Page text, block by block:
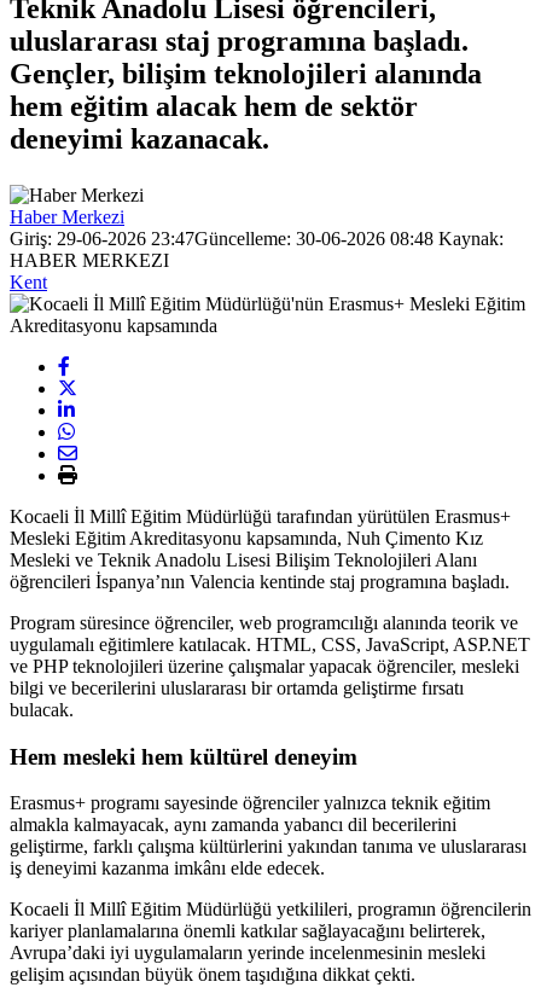
Teknik Anadolu Lisesi öğrencileri,
uluslararası staj programına başladı.
Gençler, bilişim teknolojileri alanında
hem eğitim alacak hem de sektör
deneyimi kazanacak.
Haber Merkezi
Giriş: 29-06-2026 23:47Güncelleme: 30-06-2026 08:48 Kaynak:
HABER MERKEZI
Kent
Kocaeli İl Millî Eğitim Müdürlüğü tarafından yürütülen Erasmus+
Mesleki Eğitim Akreditasyonu kapsamında, Nuh Çimento Kız
Mesleki ve Teknik Anadolu Lisesi Bilişim Teknolojileri Alanı
öğrencileri İspanya’nın Valencia kentinde staj programına başladı.
Program süresince öğrenciler, web programcılığı alanında teorik ve
uygulamalı eğitimlere katılacak. HTML, CSS, JavaScript, ASP.NET
ve PHP teknolojileri üzerine çalışmalar yapacak öğrenciler, mesleki
bilgi ve becerilerini uluslararası bir ortamda geliştirme fırsatı
bulacak.
Hem mesleki hem kültürel deneyim
Erasmus+ programı sayesinde öğrenciler yalnızca teknik eğitim
almakla kalmayacak, aynı zamanda yabancı dil becerilerini
geliştirme, farklı çalışma kültürlerini yakından tanıma ve uluslararası
iş deneyimi kazanma imkânı elde edecek.
Kocaeli İl Millî Eğitim Müdürlüğü yetkilileri, programın öğrencilerin
kariyer planlamalarına önemli katkılar sağlayacağını belirterek,
Avrupa’daki iyi uygulamaların yerinde incelenmesinin mesleki
gelişim açısından büyük önem taşıdığına dikkat çekti.